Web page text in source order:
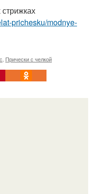
prichesku/modnye-
Прически с челкой